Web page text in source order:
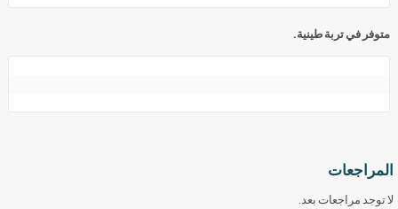
متوفر في تربة طينية.
المراجعات
لا توجد مراجعات بعد.